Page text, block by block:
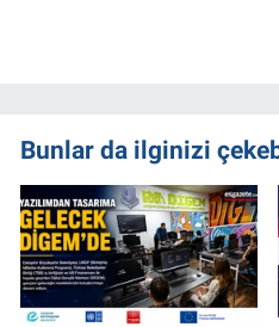
Bunlar da ilginizi